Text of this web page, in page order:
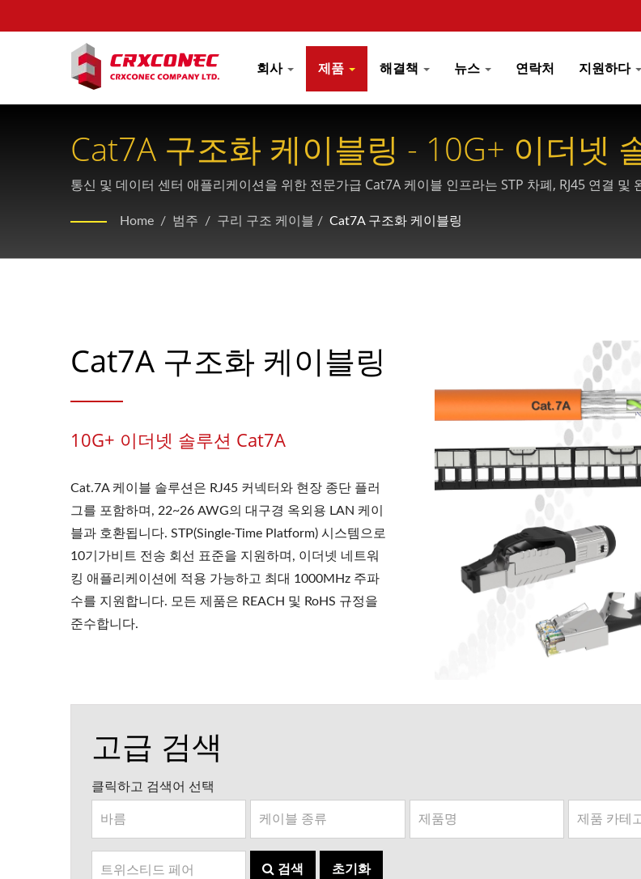
회사 제품 해결책 뉴스 연락처 지원하다
Cat7A 구조화 케이블링 - 10G+ 이더넷
통신 및 데이터 센터 애플리케이션을 위한 전문가급 Cat7A 케이블 인프라는 STP 차폐, RJ45 연결
Home / 범주 / 구리 구조 케이블 / Cat7A 구조화 케이블링
Cat7A 구조화 케이블링
10G+ 이더넷 솔루션 Cat7A
Cat.7A 케이블 솔루션은 RJ45 커넥터와 현장 종단 플러
그를 포함하며, 22~26 AWG의 대구경 옥외용 LAN 케이
블과 호환됩니다. STP(Single-Time Platform) 시스템으로
10기가비트 전송 회선 표준을 지원하며, 이더넷 네트워
킹 애플리케이션에 적용 가능하고 최대 1000MHz 주파
수를 지원합니다. 모든 제품은 REACH 및 RoHS 규정을
준수합니다.
고급 검색
클릭하고 검색어 선택
검색 초기화